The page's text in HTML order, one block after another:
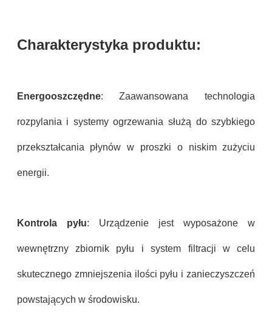
Charakterystyka produktu:
Energooszczędne: Zaawansowana technologia
rozpylania i systemy ogrzewania służą do szybkiego
przekształcania płynów w proszki o niskim zużyciu
energii.
Kontrola pyłu: Urządzenie jest wyposażone w
wewnętrzny zbiornik pyłu i system filtracji w celu
skutecznego zmniejszenia ilości pyłu i zanieczyszczeń
powstających w środowisku.